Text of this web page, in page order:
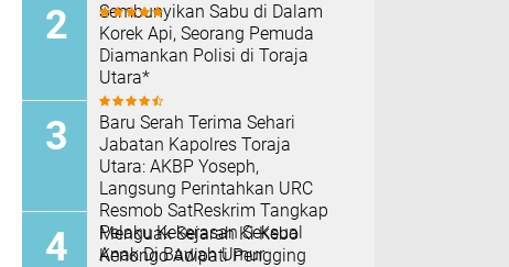
Sembunyikan Sabu di Dalam
Korek Api, Seorang Pemuda
Diamankan Polisi di Toraja
Utara*
Baru Serah Terima Sehari
Jabatan Kapolres Toraja
Utara: AKBP Yoseph,
Langsung Perintahkan URC
Resmob SatReskrim Tangkap
Pelaku Kekerasan Seksual
Anak Di Bawah Umur
Menguak Sejarah Ki Kebo
Kenongo Adipati Pengging